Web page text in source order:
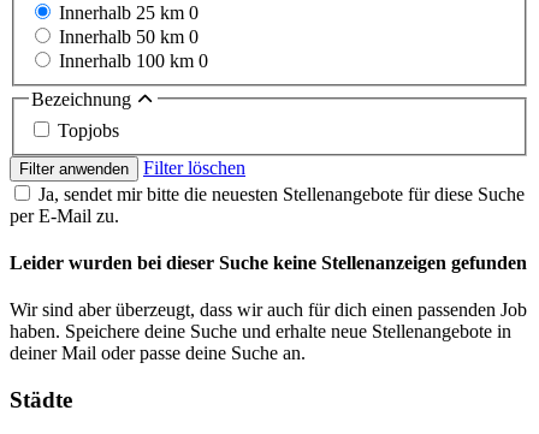
Innerhalb 25 km 0
Innerhalb 50 km 0
Innerhalb 100 km 0
Bezeichnung
Topjobs
Filter anwenden
Filter löschen
Ja, sendet mir bitte die neuesten Stellenangebote für diese Suche
per E-Mail zu.
Leider wurden bei dieser Suche keine Stellenanzeigen gefunden
Wir sind aber überzeugt, dass wir auch für dich einen passenden Job
haben. Speichere deine Suche und erhalte neue Stellenangebote in
deiner Mail oder passe deine Suche an.
Städte